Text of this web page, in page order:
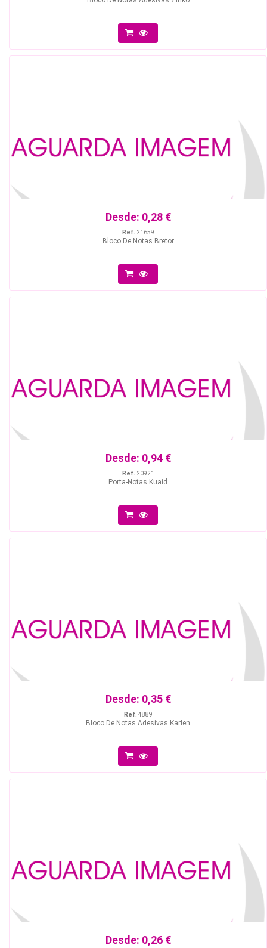
Desde: 0,28 €
Ref. 21659
Bloco De Notas Bretor
Desde: 0,94 €
Ref. 20921
Porta-Notas Kuaid
Desde: 0,35 €
Ref. 4889
Bloco De Notas Adesivas Karlen
Desde: 0,26 €